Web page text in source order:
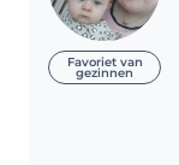
Favoriet van
gezinnen